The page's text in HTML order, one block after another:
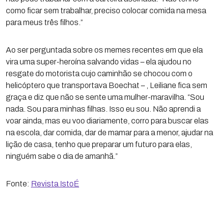
como ficar sem trabalhar, preciso colocar comida na mesa
para meus três filhos.”
Ao ser perguntada sobre os memes recentes em que ela
vira uma super-heroína salvando vidas – ela ajudou no
resgate do motorista cujo caminhão se chocou com o
helicóptero que transportava Boechat – , Leiliane fica sem
graça e diz que não se sente uma mulher-maravilha. “Sou
nada. Sou para minhas filhas. Isso eu sou. Não aprendi a
voar ainda, mas eu voo diariamente, corro para buscar elas
na escola, dar comida, dar de mamar para a menor, ajudar na
lição de casa, tenho que preparar um futuro para elas,
ninguém sabe o dia de amanhã.”
Fonte: Revista IstoÉ